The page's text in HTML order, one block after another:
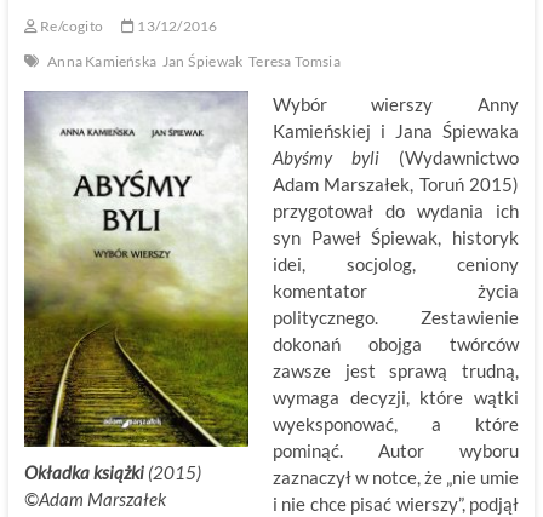
Re/cogito
13/12/2016
Anna Kamieńska Jan Śpiewak Teresa Tomsia
Okładka książki(2015)
©Adam Marszałek
Wybór wierszy Anny
Kamieńskiej i Jana Śpiewaka
Abyśmy byli(Wydawnictwo
Adam Marszałek, Toruń 2015)
przygotował do wydania ich
syn Paweł Śpiewak, historyk
idei, socjolog, ceniony
komentator życia
politycznego. Zestawienie
dokonań obojga twórców
zawsze jest sprawą trudną,
wymaga decyzji, które wątki
wyeksponować, a które
pominąć. Autor wyboru
zaznaczył w notce, że „nie umie
i nie chce pisać wierszy”, podjął